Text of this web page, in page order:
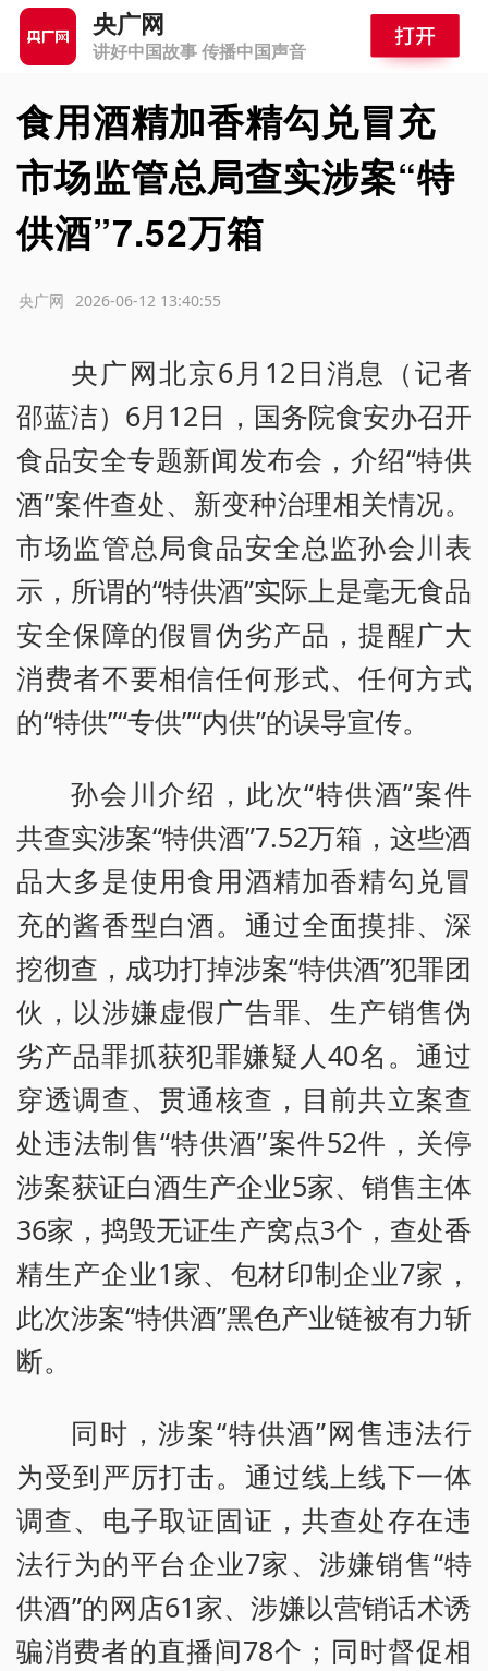
央广网
讲好中国故事 传播中国声音
食用酒精加香精勾兑冒充
市场监管总局查实涉案“特
供酒”7.52万箱
2026-06-12 13:40:55
央广网
央广网北京6月12日消息（记者
邵蓝洁）6月12日，国务院食安办召开
食品安全专题新闻发布会，介绍“特供
酒”案件查处、新变种治理相关情况。
市场监管总局食品安全总监孙会川表
示，所谓的“特供酒”实际上是毫无食品
安全保障的假冒伪劣产品，提醒广大
消费者不要相信任何形式、任何方式
的“特供”“专供”“内供”的误导宣传。
孙会川介绍，此次“特供酒”案件
共查实涉案“特供酒”7.52万箱，这些酒
品大多是使用食用酒精加香精勾兑冒
充的酱香型白酒。通过全面摸排、深
挖彻查，成功打掉涉案“特供酒”犯罪团
伙，以涉嫌虚假广告罪、生产销售伪
劣产品罪抓获犯罪嫌疑人40名。通过
穿透调查、贯通核查，目前共立案查
处违法制售“特供酒”案件52件，关停
涉案获证白酒生产企业5家、销售主体
36家，捣毁无证生产窝点3个，查处香
精生产企业1家、包材印制企业7家，
此次涉案“特供酒”黑色产业链被有力斩
断。
同时，涉案“特供酒”网售违法行
为受到严厉打击。通过线上线下一体
调查、电子取证固证，共查处存在违
法行为的平台企业7家、涉嫌销售“特
供酒”的网店61家、涉嫌以营销话术诱
骗消费者的直播间78个；同时督促相